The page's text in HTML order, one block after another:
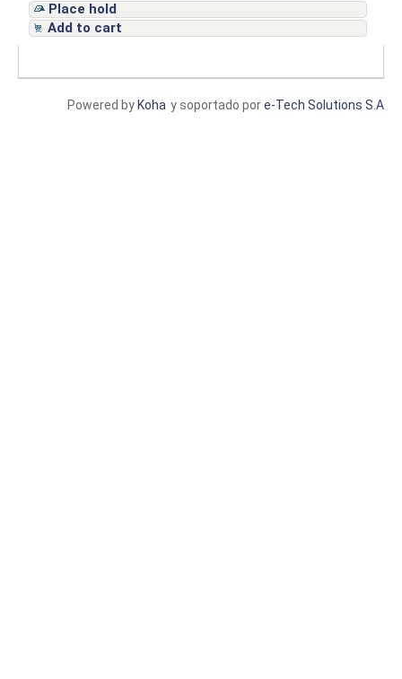
Place hold
Add to cart
y soportado pore-Tech Solutions S.A
Powered by Koha